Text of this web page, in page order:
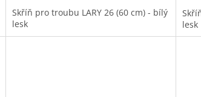
Skříň pro troubu LARY 26 (60 cm) - bílý
lesk
lesk